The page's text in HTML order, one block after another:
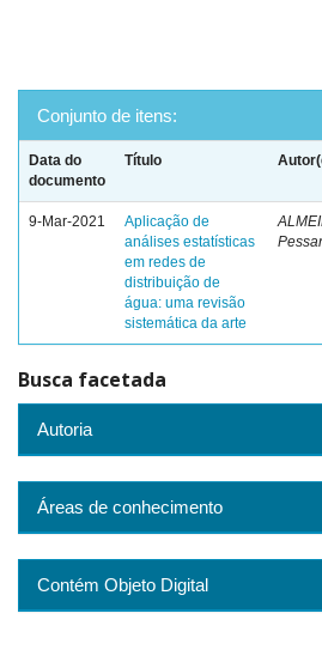
Conjunto de itens:
Data do
documento
Título
9-Mar-2021
Aplicação de
análises estatísticas
em redes de
distribuição de
água: uma revisão
sistemática da arte
Busca facetada
Autoria
Áreas de conhecimento
Contém Objeto Digital